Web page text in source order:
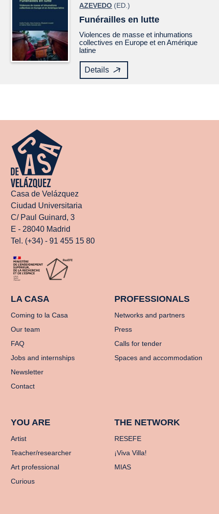
AZEVEDO (ED.)
Funérailles en lutte
Violences de masse et inhumations
collectives en Europe et en Amérique
latine
Details
Casa de Velázquez
Ciudad Universitaria
C/ Paul Guinard, 3
E - 28040 Madrid
Tel. (+34) - 91 455 15 80
LA CASA
Coming to la Casa
Our team
FAQ
Jobs and internships
Newsletter
Contact
PROFESSIONALS
Networks and partners
Press
Calls for tender
Spaces and accommodation
YOU ARE
Artist
Teacher/researcher
Art professional
Curious
THE NETWORK
RESEFE
¡Viva Villa!
MIAS